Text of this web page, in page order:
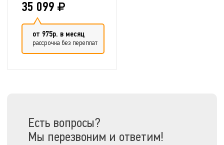
35 099
от 975р. в месяц
рассрочка без переплат
Есть вопросы?
Мы перезвоним и ответим!